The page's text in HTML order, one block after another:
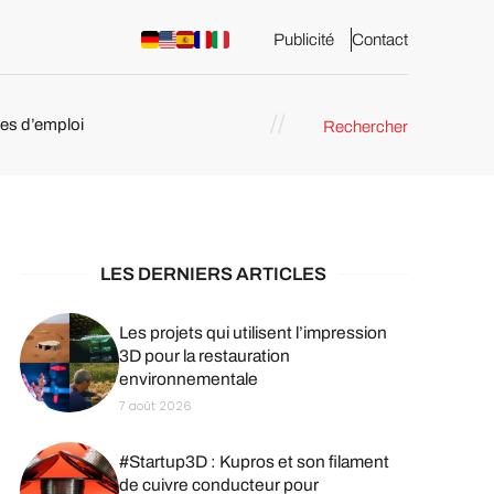
Publicité Contact
d’emploi Rechercher
LES DERNIERS ARTICLES
Les projets qui utilisent l’impression
3D pour la restauration
environnementale
7 août 2026
#Startup3D : Kupros et son filament
de cuivre conducteur pour